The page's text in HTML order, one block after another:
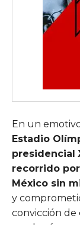
En un
Estadio
presidencial
recorrido
México sin
y
convicción de